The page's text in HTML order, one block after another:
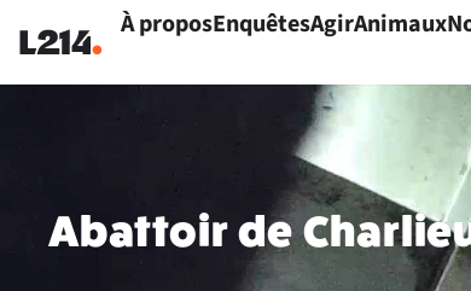
À proposEnquêtesAgirAnimaux
Abattoir de